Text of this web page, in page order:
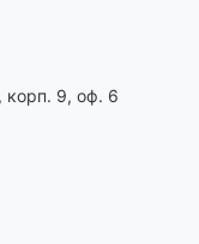
корп. 9, оф. 6